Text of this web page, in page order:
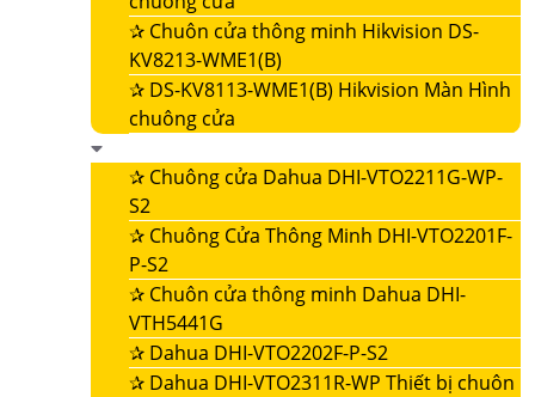
✰ Chuôn cửa thông minh Hikvision DS-
KV8213-WME1(B)
✰ DS-KV8113-WME1(B) Hikvision Màn Hình
chuông cửa
✰ Chuông cửa Dahua DHI-VTO2211G-WP-
S2
✰ Chuông Cửa Thông Minh DHI-VTO2201F-
P-S2
✰ Chuôn cửa thông minh Dahua DHI-
VTH5441G
✰ Dahua DHI-VTO2202F-P-S2
✰ Dahua DHI-VTO2311R-WP Thiết bị chuôn